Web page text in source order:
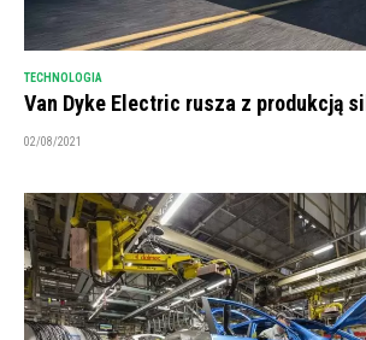
TECHNOLOGIA
Van Dyke Electric rusza z produkcją
02/08/2021